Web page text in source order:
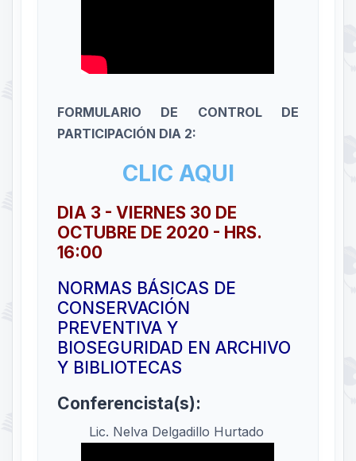
FORMULARIO DE CONTROL DE
PARTICIPACIÓN DIA 2:
CLIC AQUI
DIA 3 - VIERNES 30 DE
OCTUBRE DE 2020 - HRS.
16:00
NORMAS BÁSICAS DE
CONSERVACIÓN
PREVENTIVA Y
BIOSEGURIDAD EN ARCHIVO
Y BIBLIOTECAS
Conferencista(s):
Lic. Nelva Delgadillo Hurtado